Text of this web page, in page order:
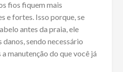
fios fiquem mais
e fortes. Isso porque, se
antes da praia, ele
sendo necessário
manutenção do que você já